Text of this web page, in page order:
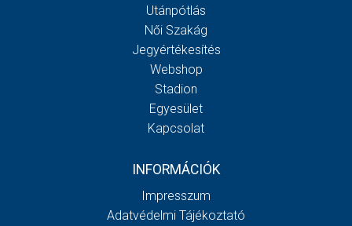
Utánpótlás
Női Szakág
Jegyértékesítés
Webshop
Stadion
Egyesület
Kapcsolat
INFORMÁCIÓK
Impresszum
Adatvédelmi Tájékoztató